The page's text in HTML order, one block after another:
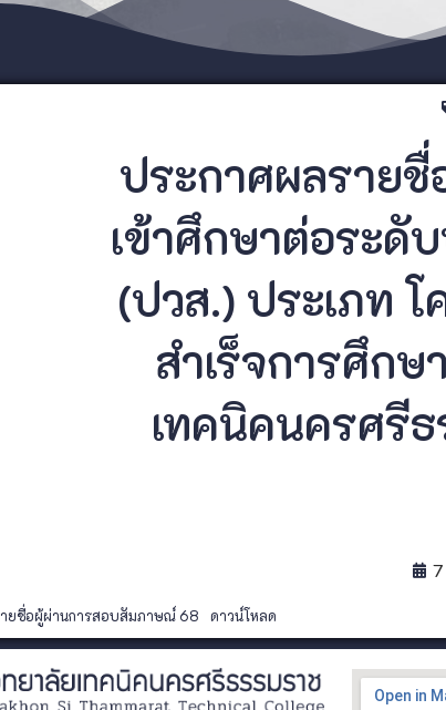
ประกาศผลราย
เข้าศึกษาต่อระดั
(ปวส.) ประเภท
สำเร็จการศึก
เทคนิคนครศรี
ายชื่อผู้ผ่านการสอบสัมภาษณ์ 68 ดาวน์โหลด